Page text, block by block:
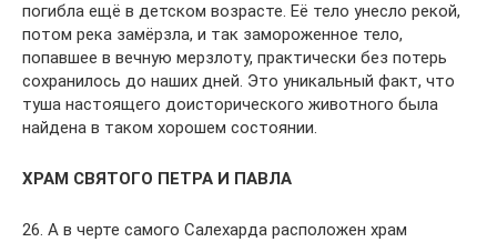
погибла ещё в детском возрасте. Её тело унесло рекой,
потом река замёрзла, и так замороженное тело,
попавшее в вечную мерзлоту, практически без потерь
сохранилось до наших дней. Это уникальный факт, что
туша настоящего доисторического животного была
найдена в таком хорошем состоянии.
ХРАМ СВЯТОГО ПЕТРА И ПАВЛА
26. А в черте самого Салехарда расположен храм